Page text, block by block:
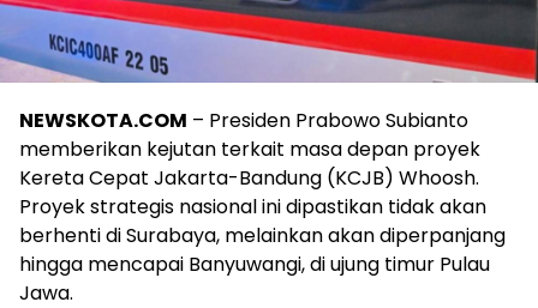
NEWSKOTA.COM – Presiden Prabowo Subianto
memberikan kejutan terkait masa depan proyek
Kereta Cepat Jakarta-Bandung (KCJB) Whoosh.
Proyek strategis nasional ini dipastikan tidak akan
berhenti di Surabaya, melainkan akan diperpanjang
hingga mencapai Banyuwangi, di ujung timur Pulau
Jawa.